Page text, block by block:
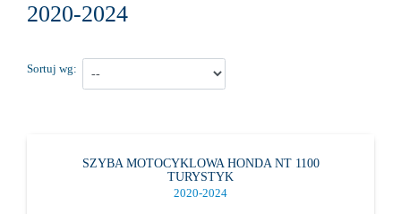
2020-2024
Sortuj wg:
SZYBA MOTOCYKLOWA HONDA NT 1100
TURYSTYK
2020-2024